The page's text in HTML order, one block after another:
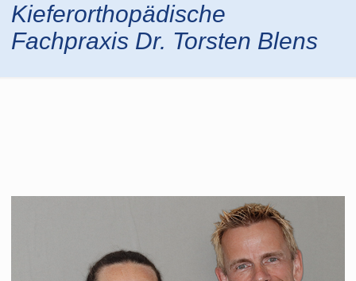
Kieferorthopädische
Fachpraxis Dr. Torsten Blens